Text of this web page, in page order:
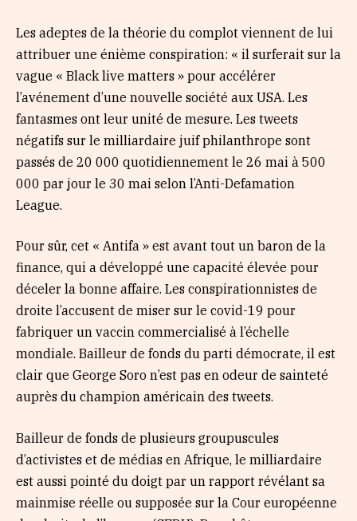
Les adeptes de la théorie du complot viennent de lui
attribuer une énième conspiration: « il surferait sur la
vague « Black live matters » pour accélérer
l’avénement d’une nouvelle société aux USA. Les
fantasmes ont leur unité de mesure. Les tweets
négatifs sur le milliardaire juif philanthrope sont
passés de 20 000 quotidiennement le 26 mai à 500
000 par jour le 30 mai selon l’Anti-Defamation
League.
Pour sûr, cet « Antifa » est avant tout un baron de la
finance, qui a développé une capacité élevée pour
déceler la bonne affaire. Les conspirationnistes de
droite l’accusent de miser sur le covid-19 pour
fabriquer un vaccin commercialisé à l’échelle
mondiale. Bailleur de fonds du parti démocrate, il est
clair que George Soro n’est pas en odeur de sainteté
auprès du champion américain des tweets.
Bailleur de fonds de plusieurs groupuscules
d’activistes et de médias en Afrique, le milliardaire
est aussi pointé du doigt par un rapport révélant sa
mainmise réelle ou supposée sur la Cour européenne